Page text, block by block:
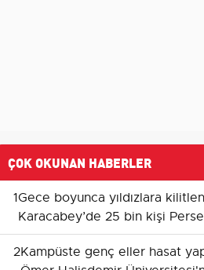
ÇOK OKUNAN HABERLER
1Gece boyunca yıldızlara
Karacabey’de 25 bin kişi
meteor yağmurunu izledi
2Kampüste genç eller hasat